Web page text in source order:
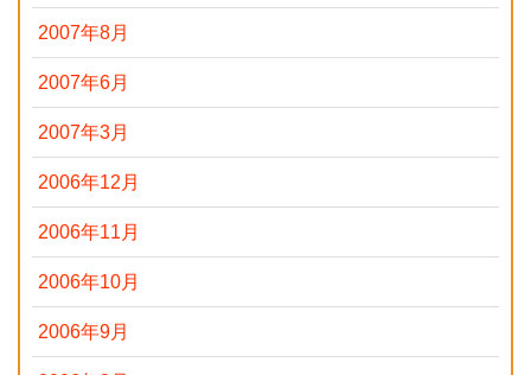
2007年8月
2007年6月
2007年3月
2006年12月
2006年11月
2006年10月
2006年9月